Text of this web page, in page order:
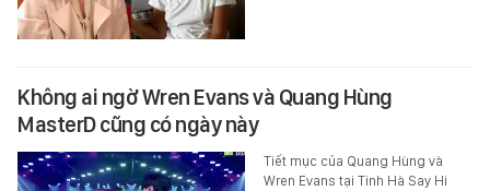
Không ai ngờ Wren Evans và Quang Hùng
MasterD cũng có ngày này
Tiết mục của Quang Hùng và
Wren Evans tại Tinh Hà Say Hi